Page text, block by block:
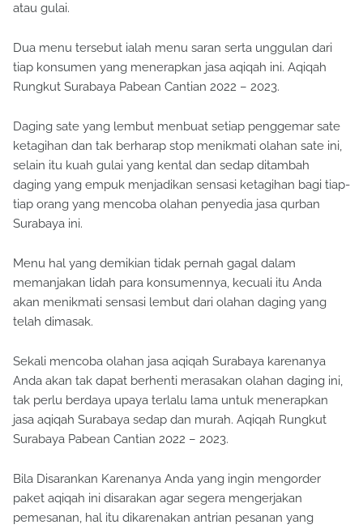
atau gulai.
Dua menu tersebut ialah menu saran serta unggulan dari
tiap konsumen yang menerapkan jasa aqiqah ini. Aqiqah
Rungkut Surabaya Pabean Cantian 2022 – 2023.
Daging sate yang lembut menbuat setiap penggemar sate
ketagihan dan tak berharap stop menikmati olahan sate ini,
selain itu kuah gulai yang kental dan sedap ditambah
daging yang empuk menjadikan sensasi ketagihan bagi tiap-
tiap orang yang mencoba olahan penyedia jasa qurban
Surabaya ini.
Menu hal yang demikian tidak pernah gagal dalam
memanjakan lidah para konsumennya, kecuali itu Anda
akan menikmati sensasi lembut dari olahan daging yang
telah dimasak.
Sekali mencoba olahan jasa aqiqah Surabaya karenanya
Anda akan tak dapat berhenti merasakan olahan daging ini,
tak perlu berdaya upaya terlalu lama untuk menerapkan
jasa aqiqah Surabaya sedap dan murah. Aqiqah Rungkut
Surabaya Pabean Cantian 2022 – 2023.
Bila Disarankan Karenanya Anda yang ingin mengorder
paket aqiqah ini disarakan agar segera mengerjakan
pemesanan, hal itu dikarenakan antrian pesanan yang